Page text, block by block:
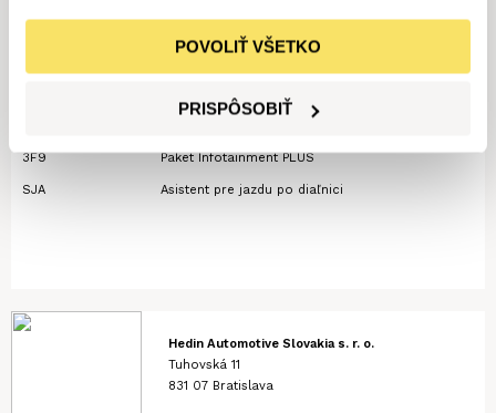
POVOLIŤ VŠETKO
PRISPÔSOBIŤ
Doplnková výbava vozidlaJEEP COMPASS 1.3
TURBO PHEV HIGH UPLAND
3F9 Paket Infotainment PLUS
SJA Asistent pre jazdu po diaľnici
Hedin Automotive Slovakia s. r. o.
Tuhovská 11
831 07 Bratislava